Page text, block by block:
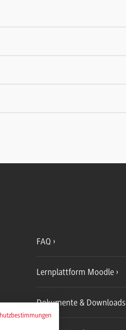
FAQ
Lernplattform Moodle
Dokumente & Downloads